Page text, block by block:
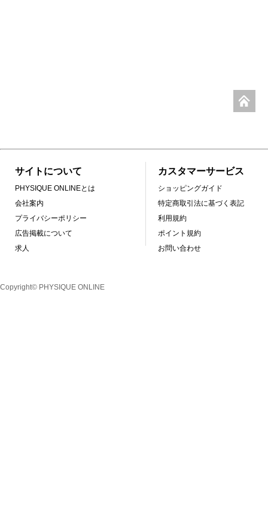
サイトについて
PHYSIQUE ONLINEとは
会社案内
プライバシーポリシー
広告掲載について
求人
カスタマーサービス
ショッピングガイド
特定商取引法に基づく表記
利用規約
ポイント規約
お問い合わせ
Copyright© PHYSIQUE ONLINE